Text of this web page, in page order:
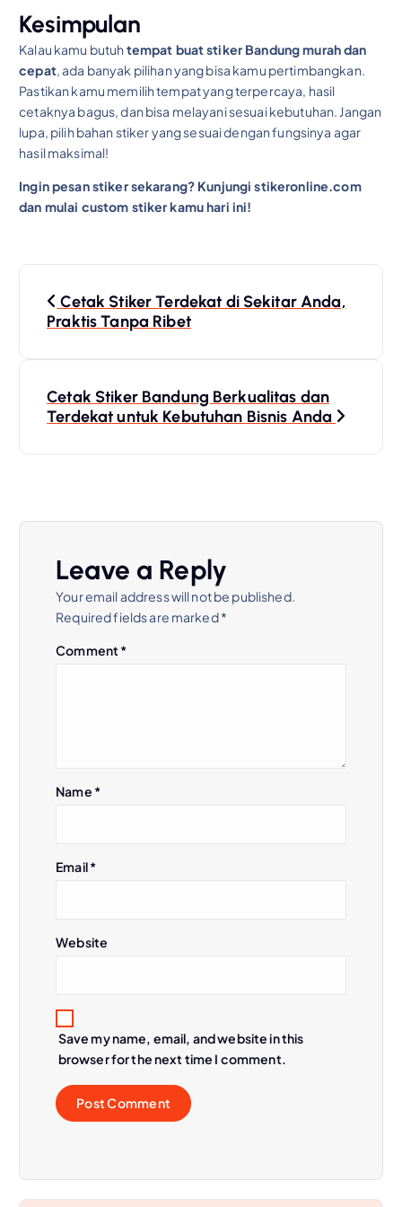
Kesimpulan
Kalau kamu butuhtempat buat stiker Bandung murah dan
cepat, ada banyak pilihan yang bisa kamu pertimbangkan.
Pastikan kamu memilih tempat yang terpercaya, hasil
cetaknya bagus, dan bisa melayani sesuai kebutuhan. Jangan
lupa, pilih bahan stiker yang sesuai dengan fungsinya agar
hasil maksimal!
Ingin pesan stiker sekarang? Kunjungi stikeronline.com
dan mulai custom stiker kamu hari ini!
Cetak Stiker Terdekat di Sekitar Anda,
Praktis Tanpa Ribet
Cetak Stiker Bandung Berkualitas dan
Terdekat untuk Kebutuhan Bisnis Anda
Leave a Reply
Your email address will not be published.
Required fields are marked*
Comment *
Name *
Email*
Website
Save my name, email, and website in this
browser for the next time I comment.